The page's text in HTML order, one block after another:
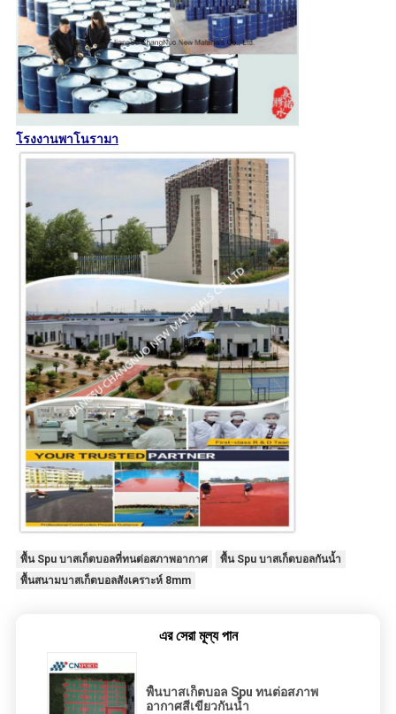
โรงงานพาโนรามา
พื้น Spu บาสเก็ตบอลที่ทนต่อสภาพอากาศ
พื้น Spu บาสเก็ตบอลกันน้ำ
พื้นสนามบาสเก็ตบอลสังเคราะห์ 8mm
এর সেরা মূল্য পান
พื้นบาสเก็ตบอล Spu ทนต่อสภาพ
อากาศสีเขียวกันน้ำ